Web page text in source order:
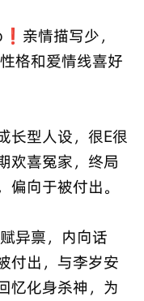
亲情描写少，
格和爱情线喜好
长型人设，很E很
欢喜冤家，终局
向于被付出。
异禀，内向话
付出，与李岁安
忆化身杀神，为